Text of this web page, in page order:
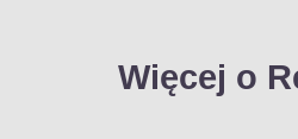
Więcej o